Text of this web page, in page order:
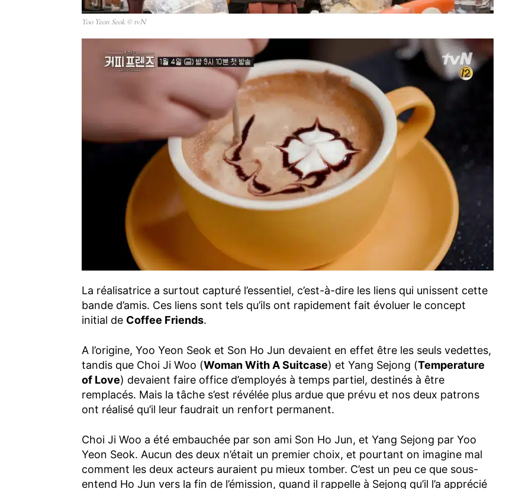
Yoo Yeon Seok © tvN
La réalisatrice a surtout capturé l’essentiel, c’est-à-dire les liens qui unissent cette
bande d’amis. Ces liens sont tels qu’ils ont rapidement fait évoluer le concept
initial de Coffee Friends.
A l’origine, Yoo Yeon Seok et Son Ho Jun devaient en effet être les seuls vedettes,
tandis que Choi Ji Woo (Woman With A Suitcase) et Yang Sejong (Temperature
of Love) devaient faire office d’employés à temps partiel, destinés à être
remplacés. Mais la tâche s’est révélée plus ardue que prévu et nos deux patrons
ont réalisé qu’il leur faudrait un renfort permanent.
Choi Ji Woo a été embauchée par son ami Son Ho Jun, et Yang Sejong par Yoo
Yeon Seok. Aucun des deux n’était un premier choix, et pourtant on imagine mal
comment les deux acteurs auraient pu mieux tomber. C’est un peu ce que sous-
entend Ho Jun vers la fin de l’émission, quand il rappelle à Sejong qu’il l’a apprécié